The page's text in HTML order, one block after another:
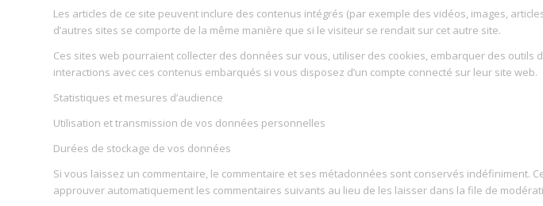
Les articles de ce site peuvent inclure des contenus intégrés (par exemple des vidéos, images,
d’autres sites se comporte de la même manière que si le visiteur se rendait sur cet autre site.
Ces sites web pourraient collecter des données sur vous, utiliser des cookies, embarquer des outils
interactions avec ces contenus embarqués si vous disposez d’un compte connecté sur leur site web.
Statistiques et mesures d’audience
Utilisation et transmission de vos données personnelles
Durées de stockage de vos données
Si vous laissez un commentaire, le commentaire et ses métadonnées sont conservés indéfiniment.
approuver automatiquement les commentaires suivants au lieu de les laisser dans la file de